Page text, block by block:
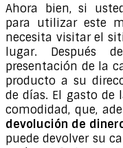
Ahora bien, si
para utilizar este
necesita visitar el
lugar.
presentación de la
producto a su
de días. El gasto de
comodidad, que,
devolución de
puede devolver su